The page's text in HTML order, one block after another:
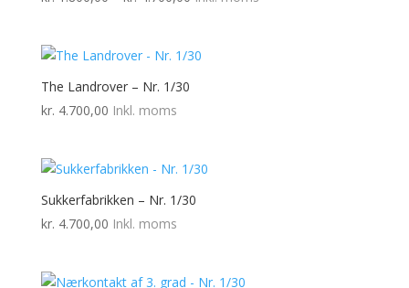
kr. 4.700,00
The Landrover – Nr. 1/30
kr. 4.700,00 Inkl. moms
Sukkerfabrikken – Nr. 1/30
kr. 4.700,00 Inkl. moms